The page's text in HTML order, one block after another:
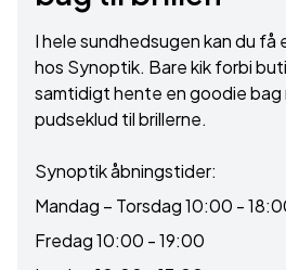
I hele sundhedsugen kan du
hos Synoptik. Bare kik forbi
samtidigt hente en goodie bag
pudseklud til brillerne.
Synoptik åbningstider:
Mandag – Torsdag 10:00 -
Fredag 10:00 - 19:00